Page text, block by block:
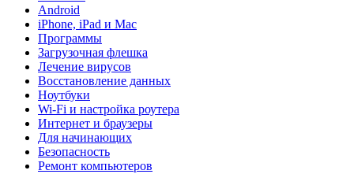
Android
iPhone, iPad и Mac
Программы
Загрузочная флешка
Лечение вирусов
Восстановление данных
Ноутбуки
Wi-Fi и настройка роутера
Интернет и браузеры
Для начинающих
Безопасность
Ремонт компьютеров